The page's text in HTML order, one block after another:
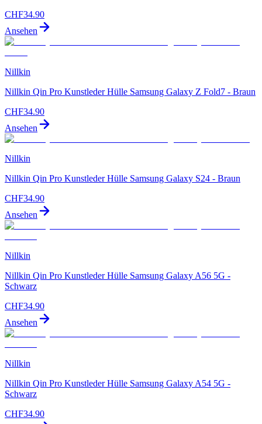
CHF34.90
Ansehen
Nillkin
Nillkin Qin Pro Kunstleder Hülle Samsung Galaxy Z Fold7 - Braun
CHF34.90
Ansehen
Nillkin
Nillkin Qin Pro Kunstleder Hülle Samsung Galaxy S24 - Braun
CHF34.90
Ansehen
Nillkin
Nillkin Qin Pro Kunstleder Hülle Samsung Galaxy A56 5G -
Schwarz
CHF34.90
Ansehen
Nillkin
Nillkin Qin Pro Kunstleder Hülle Samsung Galaxy A54 5G -
Schwarz
CHF34.90